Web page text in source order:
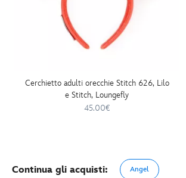
Cerchietto adulti orecchie Stitch 626, Lilo
e Stitch, Loungefly
45.00€
Continua gli acquisti: Angel